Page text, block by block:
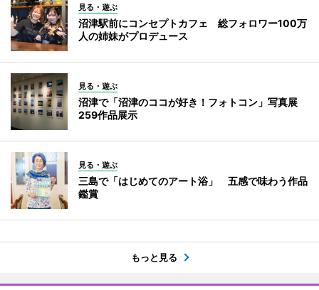
見る・遊ぶ
沼津駅前にコンセプトカフェ 総フォロワー100万
人の姉妹がプロデュース
見る・遊ぶ
沼津で「沼津のココが好き！フォトコン」写真展
259作品展示
見る・遊ぶ
三島で「はじめてのアート浴」 五感で味わう作品
鑑賞
もっと見る